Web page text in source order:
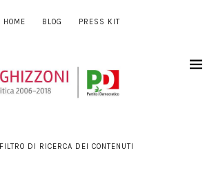
HOME BLOG PRESS KIT
FILTRO DI RICERCA DEI CONTENUTI